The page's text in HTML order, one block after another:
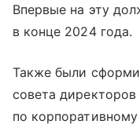
Впервые на эту
в конце 2024 года.
Также были
совета
по